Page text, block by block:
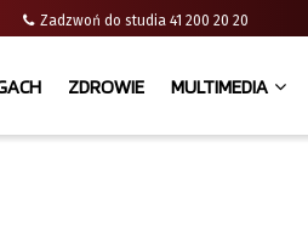
Zadzwoń do studia 41 200 20 20
ZDROWIE MULTIMEDIA